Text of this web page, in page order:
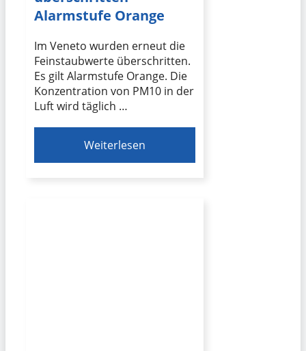
Alarmstufe Orange
Im Veneto wurden erneut die
Feinstaubwerte überschritten.
Es gilt Alarmstufe Orange. Die
Konzentration von PM10 in der
Luft wird täglich …
Weiterlesen